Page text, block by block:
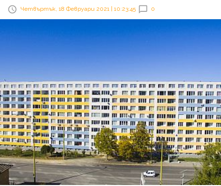
Четвъртък, 18 Февруари 2021 | 10:23:45 0